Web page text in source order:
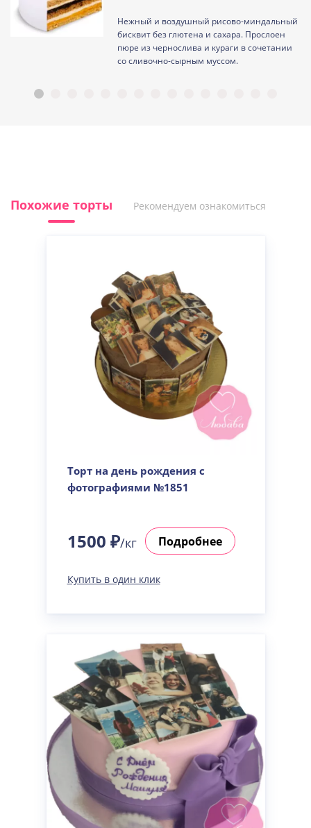
Нежный и воздушный рисово-миндальный
бисквит без глютена и сахара. Прослоен
пюре из чернослива и кураги в сочетании
со сливочно-сырным муссом.
Похожие торты Рекомендуем ознакомиться
Торт на день рождения с
фотографиями №1851
1500 ₽/кг Подробнее
Купить в один клик